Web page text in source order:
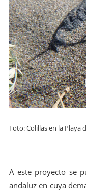
Foto: Colillas en la Playa
A este proyecto se
andaluz en cuya